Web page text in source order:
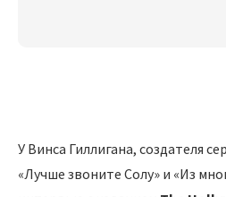
У Винса Гиллигана, создателя
«Лучше звоните Солу» и «Из